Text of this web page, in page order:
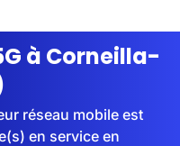
à Corneilla-
réseau mobile est
en service en